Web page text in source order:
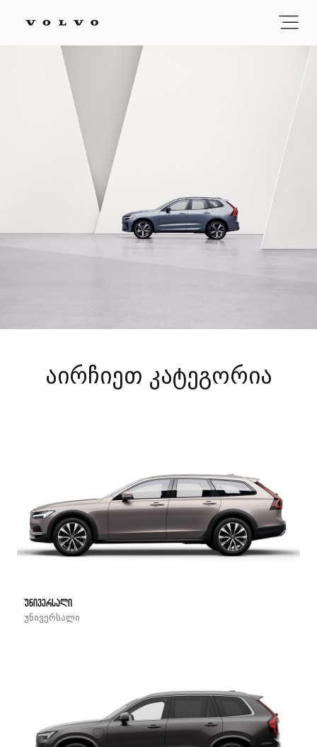
აირჩიეთ კატეგორია
უნივერსალი
უნივერსალი